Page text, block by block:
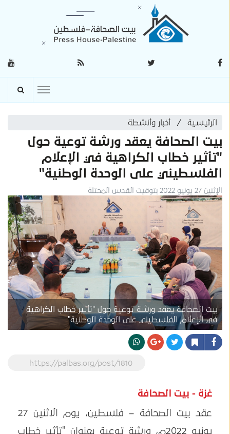
الرئيسية أخبار وأنشطة
بيت الصحافة يعقد ورشة توعية حول
"تأثير خطاب الكراهية في الإعلام
الفلسطيني على الوحدة الوطنية"
الإثنين 27 يونيو 2022 بتوقيت القدس المحتلة
بيت الصحافة يعقد ورشة توعية حول "تأثير خطاب الكراهية
في الإعلام الفلسطيني على الوحدة الوطنية"
https://palbas.org/post/1810
غزة - بيت الصحافة
عقد بيت الصحافة – فلسطين، يوم الاثنين 27
يونيو 2022م، ورشة توعية بعنوان "تأثير خطاب